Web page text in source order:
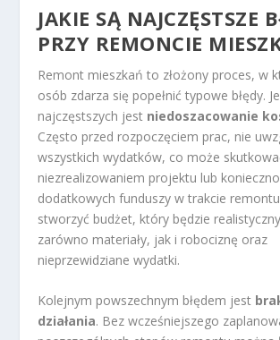
JAKIE SĄ NAJCZĘSTSZE
PRZY REMONCIE
Remont mieszkań to złożony proces, w
osób zdarza się popełnić typowe błędy.
najczęstszych jest niedoszacowanie
Często przed rozpoczęciem prac, nie
wszystkich wydatków, co może
niezrealizowaniem projektu lub
dodatkowych funduszy w trakcie
stworzyć budżet, który będzie
zarówno materiały, jak i robociznę oraz
nieprzewidziane wydatki.
Kolejnym powszechnym błędem jest
działania. Bez wcześniejszego